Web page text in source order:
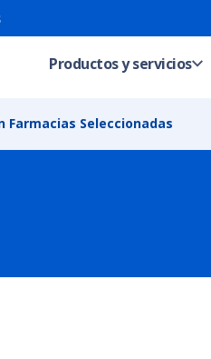
Productos y servicios
Farmacias Seleccionadas